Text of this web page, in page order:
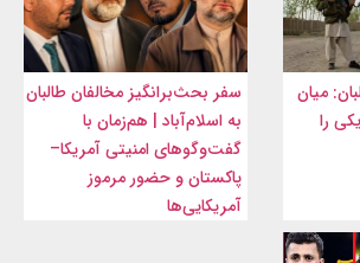
میان
را
سفر بحث‌برانگیز مخالفان طالبان
به اسلام‌آباد | هم‌زمان با
گفت‌وگوهای امنیتی آمریکا–
پاکستان و حضور مرموز
آمریکایی‌ها